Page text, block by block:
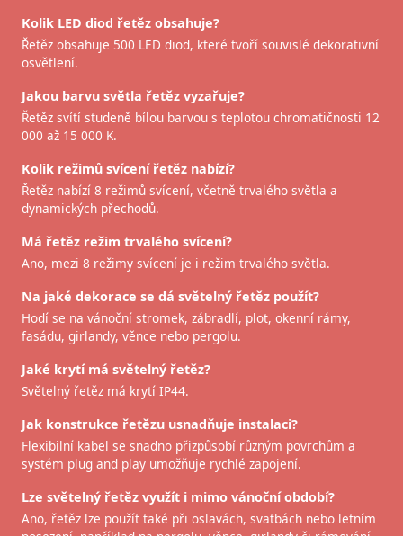
Kolik LED diod řetěz obsahuje?
Řetěz obsahuje 500 LED diod, které tvoří souvislé dekorativní
osvětlení.
Jakou barvu světla řetěz vyzařuje?
Řetěz svítí studeně bílou barvou s teplotou chromatičnosti 12
000 až 15 000 K.
Kolik režimů svícení řetěz nabízí?
Řetěz nabízí 8 režimů svícení, včetně trvalého světla a
dynamických přechodů.
Má řetěz režim trvalého svícení?
Ano, mezi 8 režimy svícení je i režim trvalého světla.
Na jaké dekorace se dá světelný řetěz použít?
Hodí se na vánoční stromek, zábradlí, plot, okenní rámy,
fasádu, girlandy, věnce nebo pergolu.
Jaké krytí má světelný řetěz?
Světelný řetěz má krytí IP44.
Jak konstrukce řetězu usnadňuje instalaci?
Flexibilní kabel se snadno přizpůsobí různým povrchům a
systém plug and play umožňuje rychlé zapojení.
Lze světelný řetěz využít i mimo vánoční období?
Ano, řetěz lze použít také při oslavách, svatbách nebo letním